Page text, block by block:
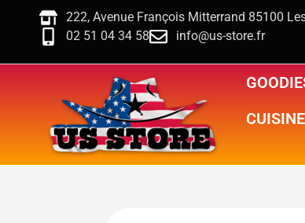
222, Avenue François Mitterrand 85100
02 51 04 34 58
info@us-store.fr
CUISINE